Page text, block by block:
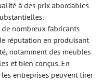
à des prix abordables
de nombreux fabricants
réputation en produisant
notamment des meubles
et bien conçus. En
entreprises peuvent tirer